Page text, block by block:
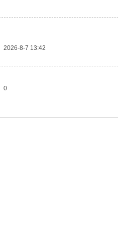
2026-8-7 13:42
0